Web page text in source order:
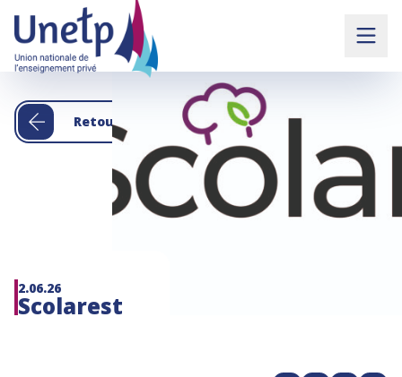
Retour aux actualités
2.06.26
Scolarest